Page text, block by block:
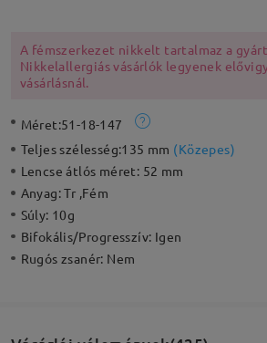
A fémszerkezet nikkelt tartalmaz a
Nikkelallergiás vásárlók legyenek
vásárlásnál.
Méret:51-18-147
Teljes szélesség:135 mm (Közepes)
Lencse átlós méret: 52 mm
Anyag:Tr ,Fém
Súly: 10g
Bifokális/Progresszív: Igen
Rugós zsanér: Nem